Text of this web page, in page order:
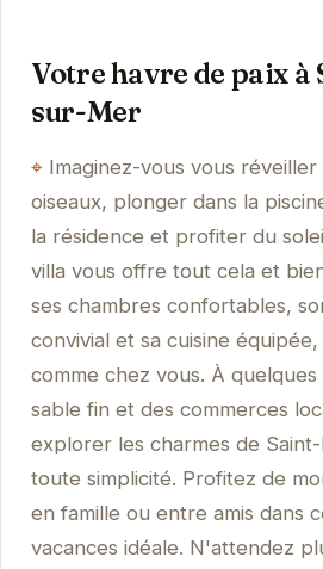
Votre havre de paix
sur-Mer
Imaginez-vous vous réveiller
oiseaux, plonger dans la
la résidence et profiter du
villa vous offre tout cela et
ses chambres confortables,
convivial et sa cuisine
comme chez vous. À
sable fin et des commerces
explorer les charmes de
toute simplicité. Profitez de
en famille ou entre amis dans
vacances idéale. N'attendez